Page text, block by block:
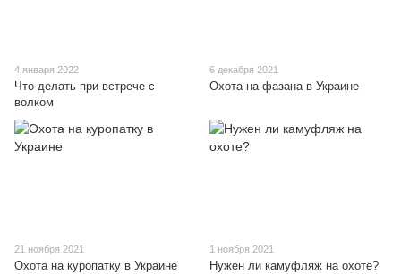
4 января 2022
Что делать при встрече с
волком
6 декабря 2021
Охота на фазана в Украине
21 ноября 2021
Охота на куропатку в Украине
1 ноября 2021
Нужен ли камуфляж на охоте?